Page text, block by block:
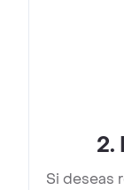
2.
Si deseas